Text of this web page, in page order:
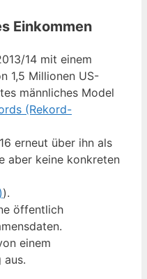
Einkommen
14 mit einem
1,5 Millionen US-
männliches Model
(Rekord-
erneut über ihn als
aber keine konkreten
).
öffentlich
einem
aus.